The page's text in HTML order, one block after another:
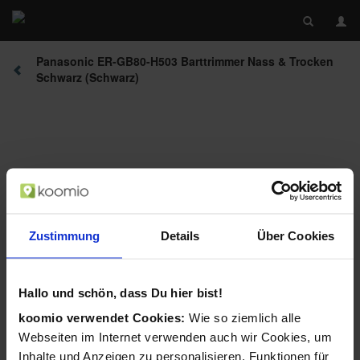
Zustimmung Details Über Cookies
Hallo und schön, dass Du hier bist!
koomio verwendet Cookies: Wie so ziemlich alle
Webseiten im Internet verwenden auch wir Cookies, um
Inhalte und Anzeigen zu personalisieren, Funktionen für
Panasonic ER-GB80-H503 Barttrimmer Nass & Trocken
Schwarz (Schwarz)